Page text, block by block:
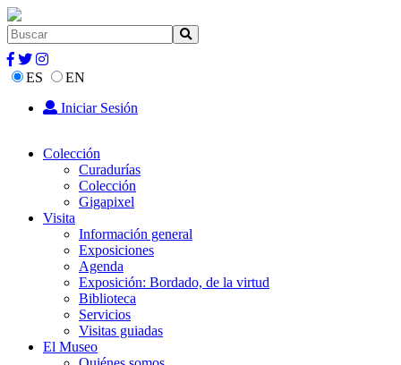
ES
EN
Iniciar Sesión
Colección
Curadurías
Colección
Gigapixel
Visita
Información general
Exposiciones
Agenda
Exposición: Bordado, de la virtud
Biblioteca
Servicios
Visitas guiadas
El Museo